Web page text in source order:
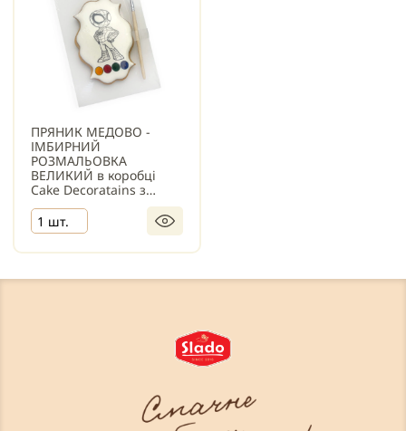
ПРЯНИК МЕДОВО -
ІМБИРНИЙ
РОЗМАЛЬОВКА
ВЕЛИКИЙ в коробці
Cake Decoratains з
пензликом
1 шт.